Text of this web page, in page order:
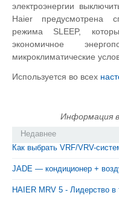
электроэнергии
Haier предусмотрена
режима SLEEP,
экономичное
микроклиматические
Используется во всех
Информация
Недавнее
Как выбрать VRF/VRV-
JADE — кондиционер +
HAIER MRV 5 - Лидерство в